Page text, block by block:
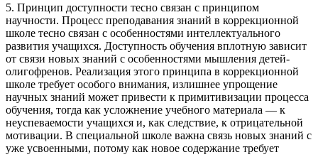
5. Принцип доступности тесно связан с принципом
научности. Процесс преподавания знаний в коррекционной
школе тесно связан с особенностями интеллектуального
развития учащихся. Доступность обучения вплотную зависит
от связи новых знаний с особенностями мышления детей-
олигофренов. Реализация этого принципа в коррекционной
школе требует особого внимания, излишнее упрощение
научных знаний может привести к примитивизации процесса
обучения, тогда как усложнение учебного материала — к
неуспеваемости учащихся и, как следствие, к отрицательной
мотивации. В специальной школе важна связь новых знаний с
уже усвоенными, потому как новое содержание требует